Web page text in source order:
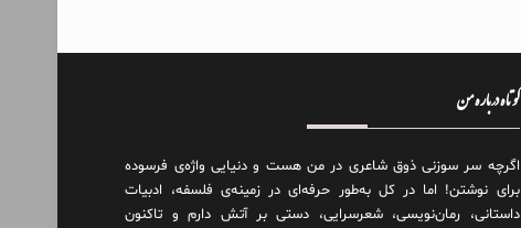
کوتاه درباره من
اگرچه سر سوزنی ذوق شاعری در من هست و دنیایی واژه‌‌ی فرسوده
برای نوشتن! اما در کل به‌طور حرفه‌ای در زمینه‌ی فلسفه، ادبیات
داستانی، رمان‌نویسی، شعرسرایی، دستی بر آتش دارم و تاکنون